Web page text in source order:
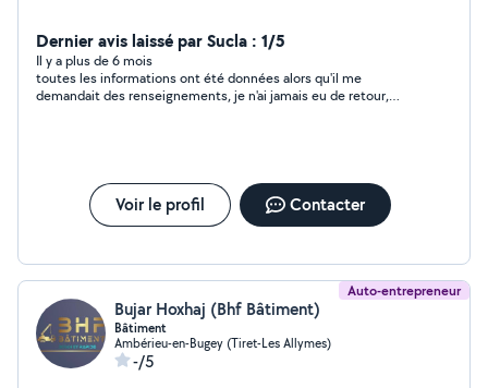
Dernier avis laissé par Sucla : 1/5
Il y a plus de 6 mois
toutes les informations ont été données alors qu'il me
demandait des renseignements, je n'ai jamais eu de retour,
Voir le profil Contacter
Auto-entrepreneur
Bujar Hoxhaj (Bhf Bâtiment)
Bâtiment
Ambérieu-en-Bugey (Tiret-Les Allymes)
-/5